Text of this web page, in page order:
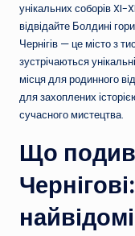
унікальних соборів XI-
відвідайте Болдині
Чернігів — це місто з
зустрічаються
місця для родинного
для захоплених
сучасного мистецтва.
Що